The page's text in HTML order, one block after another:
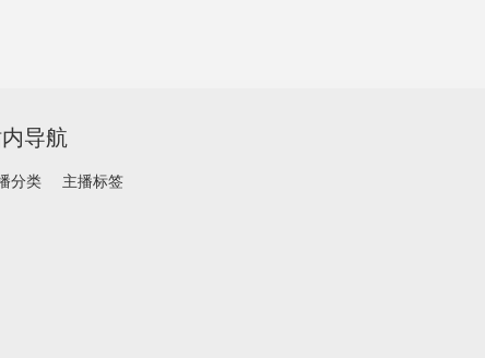
导航
分类 主播标签